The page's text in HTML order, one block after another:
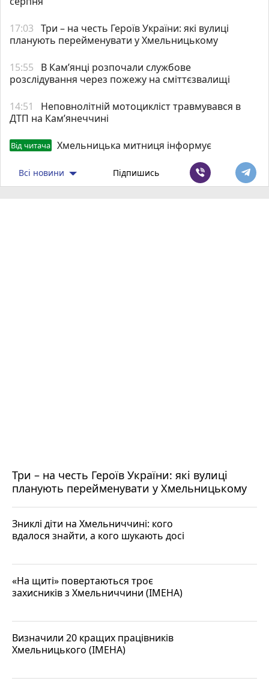
17:03 Три – на честь Героїв України: які вулиці
планують перейменувати у Хмельницькому
15:55
В Кам’янці розпочали службове
розслідування через пожежу на сміттєзвалищі
14:51
Неповнолітній мотоцикліст травмувався в
ДТП на Кам’янеччині
Від читача Хмельницька митниця інформує
Всі новини Підпишись
Три – на честь Героїв України: які вулиці
планують перейменувати у Хмельницькому
Зниклі діти на Хмельниччині: кого
вдалося знайти, а кого шукають досі
«На щиті» повертаються троє
захисників з Хмельниччини (ІМЕНА)
Визначили 20 кращих працівників
Хмельницького (ІМЕНА)